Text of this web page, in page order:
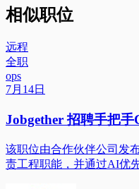
相似职位
远程
全职
ops
7月14日
Jobgether 招聘手把
该职位由合作伙伴公司发
责工程职能，并通过AI优